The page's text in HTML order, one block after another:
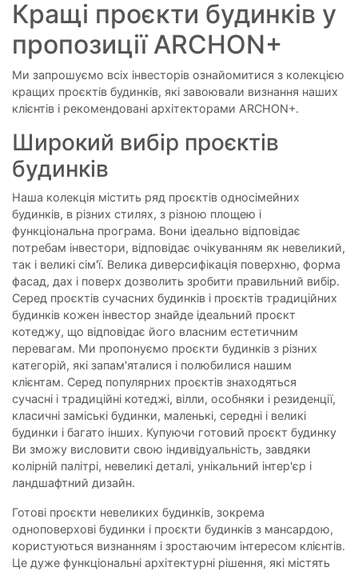
Кращі проєкти будинків у
пропозиції ARCHON+
Ми запрошуємо всіх інвесторів ознайомитися з колекцією
кращих проєктів будинків, які завоювали визнання наших
клієнтів і рекомендовані архітекторами ARCHON+.
Широкий вибір проєктів
будинків
Наша колекція містить ряд проєктів односімейних
будинків, в різних стилях, з різною площею і
функціональна програма. Вони ідеально відповідає
потребам інвестори, відповідає очікуванням як невеликий,
так і великі сім'ї. Велика диверсифікація поверхню, форма
фасад, дах і поверх дозволить зробити правильний вибір.
Серед проєктів сучасних будинків і проєктів традиційних
будинків кожен інвестор знайде ідеальний проєкт
котеджу, що відповідає його власним естетичним
перевагам. Ми пропонуємо проєкти будинків з різних
категорій, які запам'яталися і полюбилися нашим
клієнтам. Серед популярних проєктів знаходяться
сучасні і традиційні котеджі, вілли, особняки і резиденції,
класичні заміські будинки, маленькі, середні і великі
будинки і багато інших. Купуючи готовий проєкт будинку
Ви зможу висловити свою індивідуальність, завдяки
колірній палітрі, невеликі деталі, унікальний інтер'єр і
ландшафтний дизайн.
Готові проєкти невеликих будинків, зокрема
одноповерхові будинки і проєкти будинків з мансардою,
користуються визнанням і зростаючим інтересом клієнтів.
Це дуже функціональні архітектурні рішення, які містять